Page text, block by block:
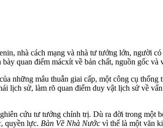
nhà cách mạng và nhà tư tưởng lớn, người
quan điểm mácxít về bản chất, nguồn gốc
những mâu thuẫn giai cấp, một công cụ
lịch sử, làm rõ quan điểm duy vật lịch sử về
cứu tư tưởng chính trị. Dù ra đời trong một
quyền lực. Bàn Về Nhà Nước vì thế là một văn